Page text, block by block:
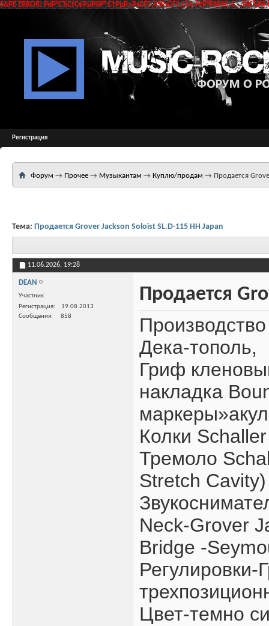
SAPE ERROR: РќР°СЂСѓС€РµРЅР° С†РµР»РѕСЃС‚РЅРѕСЃС‚СЊ РґР°РЅРЅС‹С…
Регистрация
Форум → Прочее → Музыкантам → Куплю/продам → Продается
Тема: Продается Grover Jackson Soloist SL.D-115 HH Japan
11.06.2026, 19:28
DEAN
Участник
Регистрация
19.08.2013
Сообщения
858
Продается
Дека-тополь,
Гриф
накладка
Колки Schaller
Тремоло
Stretch Cavity)
Neck-Grover
Bridge -
Регулировки-
Цвет-темно